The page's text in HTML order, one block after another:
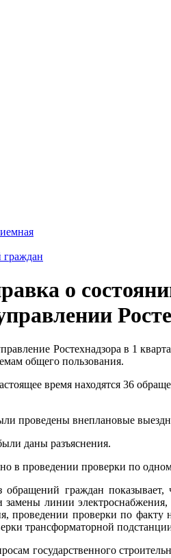
о
Ростехнадзора в 1
общего пользования.
время находятся 36
проведены внеплановые
даны разъяснения.
в проведении проверки по
граждан показывает,
замены линии
проведении проверки по
трансформаторной
государственного